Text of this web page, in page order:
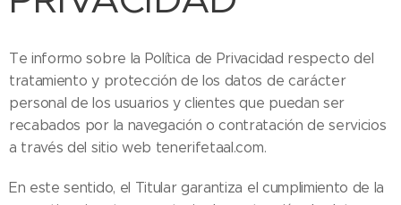
Te informo sobre la Política de Privacidad respecto del
tratamiento y protección de los datos de carácter
personal de los usuarios y clientes que puedan ser
recabados por la navegación o contratación de servicios
a través del sitio web tenerifetaal.com.
En este sentido, el Titular garantiza el cumplimiento de la